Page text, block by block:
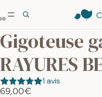
Gigoteuse
RAYURES
1 avis
69,00€